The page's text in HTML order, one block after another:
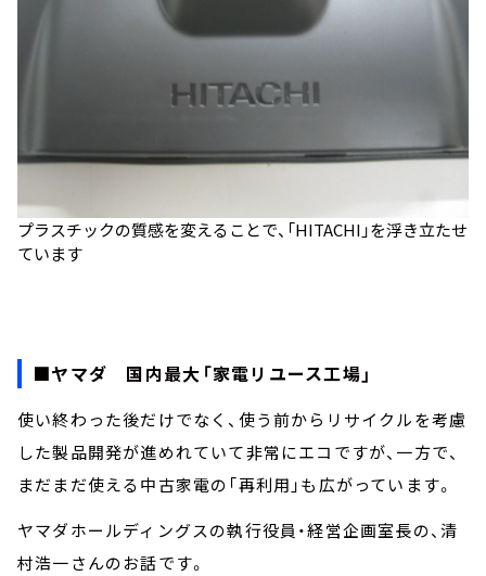
プラスチックの質感を変えることで、「HITACHI」を浮き立たせ
ています
■ヤマダ 国内最大「家電リユース工場」
使い終わった後だけでなく、使う前からリサイクルを考慮
した製品開発が進めれていて非常にエコですが、一方で、
まだまだ使える中古家電の「再利用」も広がっています。
ヤマダホールディングスの執行役員・経営企画室長の、清
村浩一さんのお話です。